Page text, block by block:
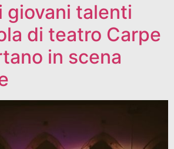
giovani talenti
di teatro Carpe
in scena